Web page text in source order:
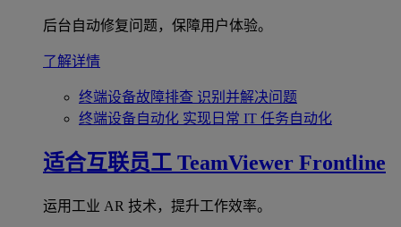
后台自动修复问题，保障用户体验。
了解详情
终端设备故障排查 识别并解决问题
终端设备自动化 实现日常 IT 任务自动化
适合互联员工 TeamViewer Frontline
运用工业 AR 技术，提升工作效率。